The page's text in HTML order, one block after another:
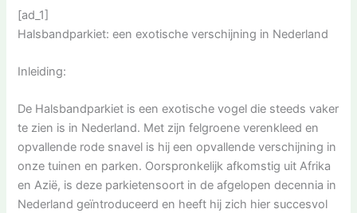
[ad_1]
Halsbandparkiet: een exotische verschijning in Nederland
Inleiding:
De Halsbandparkiet is een exotische vogel die steeds vaker
te zien is in Nederland. Met zijn felgroene verenkleed en
opvallende rode snavel is hij een opvallende verschijning in
onze tuinen en parken. Oorspronkelijk afkomstig uit Afrika
en Azië, is deze parkietensoort in de afgelopen decennia in
Nederland geïntroduceerd en heeft hij zich hier succesvol